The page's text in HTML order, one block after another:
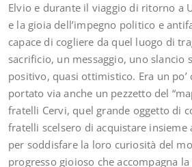
Elvio e durante il viaggio di ritorno a
e la gioia dell’impegno politico e
capace di cogliere da quel luogo di
sacrificio, un messaggio, uno slancio
positivo, quasi ottimistico. Era un po’
portato via anche un pezzetto del
fratelli Cervi, quel grande oggetto di
fratelli scelsero di acquistare
per soddisfare la loro curiosità del
progresso gioioso che accompagna